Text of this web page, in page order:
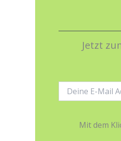
Jetzt
Mail-
Mit dem